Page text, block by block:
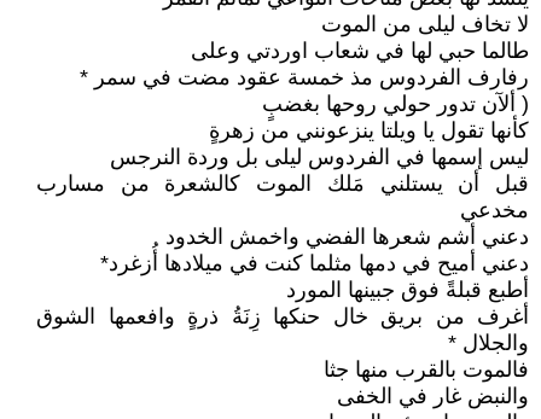
لا تخاف ليلى من الموت
طالما حبي لها في شعاب اوردتي وعلى
رفارف الفردوس مذ خمسة عقود مضت في سمر *
( ألآن تدور حولي روحها بغضبٍ
كأنها تقول يا ويلتا ينزعونني من زهرةٍ
ليس إسمها في الفردوس ليلى بل وردة النرجس
قبل أن يستلني مَلك الموت كالشعرة من مسارب
مخدعي
دعني أشم شعرها الفضي واخمش الخدود
دعني أميح في دمها مثلما كنت في ميلادها أُزغرد*
أطبع قبلةً فوق جبينها المورد
أغرف من بريق خال حنكها زِنَةُ ذرةٍ وافعمها الشوق
والجلال *
فالموت بالقرب منها جثا
والنبض غار في الخفى